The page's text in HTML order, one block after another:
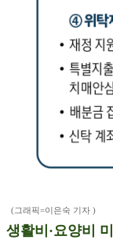
(그래픽=이은숙 기자 )
생활비·요양비